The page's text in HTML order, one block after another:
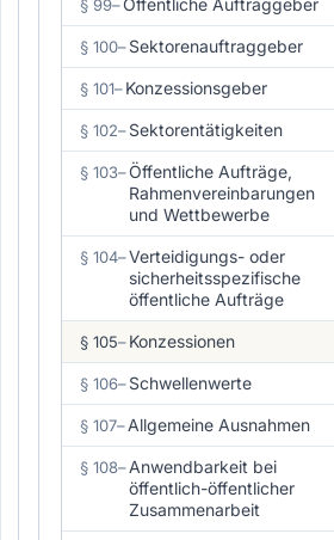
§ 99–Öffentliche Auftraggeber
§ 100–Sektorenauftraggeber
§ 101–Konzessionsgeber
§ 102–Sektorentätigkeiten
§ 103–Öffentliche Aufträge,
Rahmenvereinbarungen
und Wettbewerbe
§ 104–Verteidigungs- oder
sicherheitsspezifische
öffentliche Aufträge
§ 105–Konzessionen
§ 106–Schwellenwerte
§ 107–Allgemeine Ausnahmen
§ 108–Anwendbarkeit bei
öffentlich-öffentlicher
Zusammenarbeit